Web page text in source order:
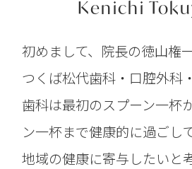
Kenichi
初めまして、院長の徳山権一
つくば松代歯科・口腔外科
歯科は最初のスプーン一杯
ン一杯まで健康的に過ごし
地域の健康に寄与したいと